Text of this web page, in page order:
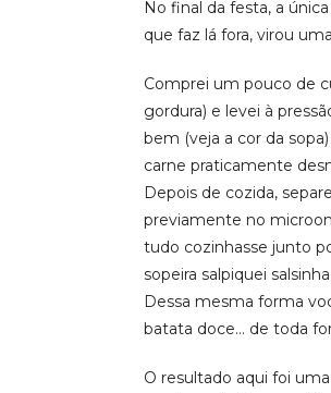
No final da festa, a
que faz lá fora, virou uma
Comprei um pouco de
gordura) e levei à
bem (veja a cor da
carne praticamente
Depois de cozida,
previamente no
tudo cozinhasse junto
sopeira salpiquei
Dessa mesma forma
batata doce… de toda
O resultado aqui foi